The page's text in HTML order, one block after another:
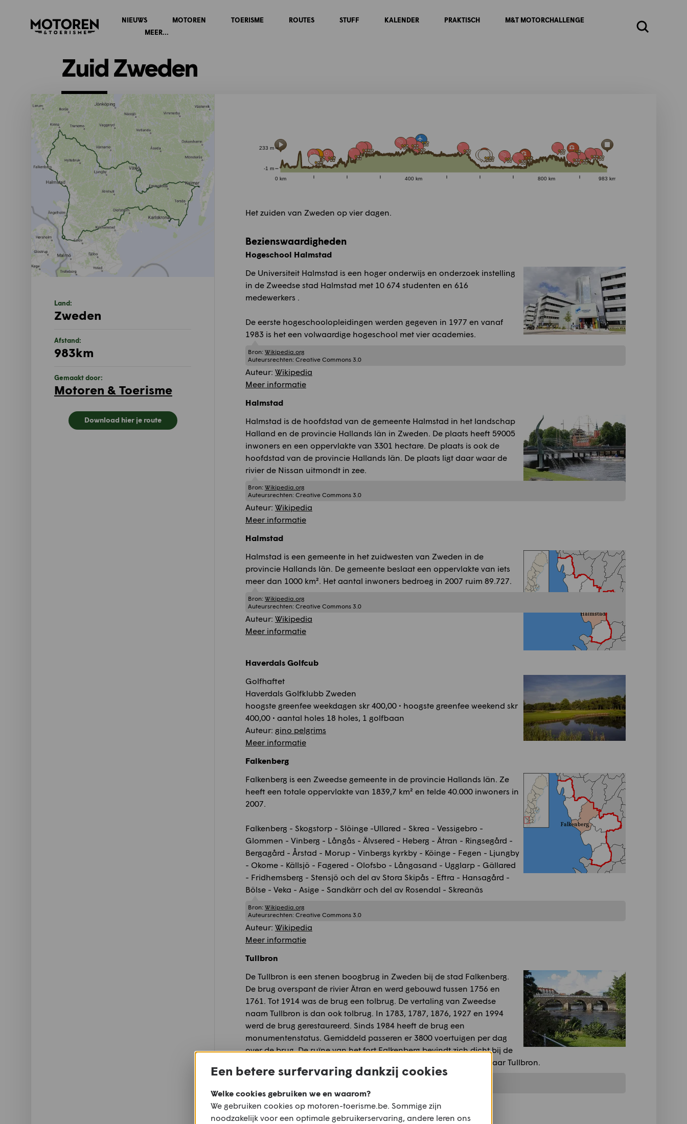
Homepage
NIEUWS MOTOREN TOERISME ROUTES STUFF KALENDER PRAKTISCH
M&T MOTORCHALLENGE
MEER...
Zoeken
Zuid Zweden
0 km 400 km 800 km 983 km
-1 m
233 m
Het zuiden van Zweden op vier dagen.
Bezienswaardigheden
Hogeschool Halmstad
De Universiteit Halmstad is een hoger onderwijs en onderzoek instelling
in de Zweedse stad Halmstad met 10 674 studenten en 616
medewerkers .
De eerste hogeschoolopleidingen werden gegeven in 1977 en vanaf
1983 is het een volwaardige hogeschool met vier academies.
Bron: Wikipedia.org
Auteursrechten: Creative Commons 3.0
Auteur: Wikipedia
Meer informatie
Halmstad
Halmstad is de hoofdstad van de gemeente Halmstad in het landschap
Halland en de provincie Hallands län in Zweden. De plaats heeft 59005
inwoners en een oppervlakte van 3301 hectare. De plaats is ook de
hoofdstad van de provincie Hallands län. De plaats ligt daar waar de
rivier de Nissan uitmondt in zee.
Bron: Wikipedia.org
Auteursrechten: Creative Commons 3.0
Auteur: Wikipedia
Meer informatie
Halmstad
Halmstad is een gemeente in het zuidwesten van Zweden in de
provincie Hallands län. De gemeente beslaat een oppervlakte van iets
meer dan 1000 km². Het aantal inwoners bedroeg in 2007 ruim 89.727.
Bron: Wikipedia.org
Auteursrechten: Creative Commons 3.0
Auteur: Wikipedia
Meer informatie
Haverdals Golfcub
Golfhaftet
Haverdals Golfklubb Zweden
hoogste greenfee weekdagen skr 400,00 • hoogste greenfee weekend skr
400,00 • aantal holes 18 holes, 1 golfbaan
Auteur: gino pelgrims
Meer informatie
Falkenberg
Falkenberg is een Zweedse gemeente in de provincie Hallands län. Ze
heeft een totale oppervlakte van 1839,7 km² en telde 40.000 inwoners in
2007.
Falkenberg - Skogstorp - Slöinge -Ullared - Skrea - Vessigebro -
Glommen - Vinberg - Långås - Älvsered - Heberg - Ätran - Ringsegård -
Bergagård - Årstad - Morup - Vinbergs kyrkby - Köinge - Fegen - Ljungby
- Okome - Källsjö - Fagered - Olofsbo - Långasand - Ugglarp - Gällared
- Fridhemsberg - Stensjö och del av Stora Skipås - Eftra - Hansagård -
Bölse - Veka - Asige - Sandkärr och del av Rosendal - Skreanäs
Bron: Wikipedia.org
Auteursrechten: Creative Commons 3.0
Auteur: Wikipedia
Meer informatie
Tullbron
De Tullbron is een stenen boogbrug in Zweden bij de stad Falkenberg.
De brug overspant de rivier Ätran en werd gebouwd tussen 1756 en
1761. Tot 1914 was de brug een tolbrug. De vertaling van Zweedse
naam Tullbron is dan ook tolbrug. In 1783, 1787, 1876, 1927 en 1994
werd de brug gerestaureerd. Sinds 1984 heeft de brug een
monumentenstatus. Gemiddeld passeren er 3800 voertuigen per dag
over de brug. De ruïne van het fort Falkenberg bevindt zich dicht bij de
brug. De high school Tullbroskolan vlak bij de brug is vernoemd naar Tullbron.
Auteur:Wikipedia
Meer informatie
Land:
Zweden
Afstand:
983km
Gemaakt door:
Motoren & Toerisme
Download hier je route
Een betere surfervaring dankzij cookies
Welke cookies gebruiken we en waarom?
We gebruiken cookies op motoren-toerisme.be. Sommige zijn
noodzakelijk voor een optimale gebruikerservaring, andere leren ons